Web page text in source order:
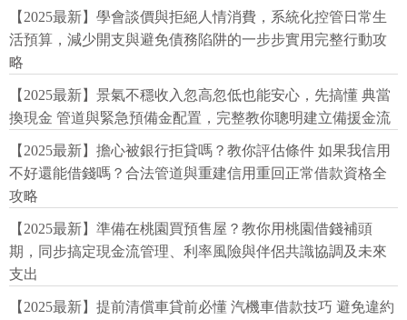
【2025最新】學會談價與拒絕人情消費，系統化控管日常生
活預算，減少開支與避免債務陷阱的一步步實用完整行動攻
略
【2025最新】景氣不穩收入忽高忽低也能安心，先搞懂 典當
換現金 管道與緊急預備金配置，完整教你聰明建立備援金流
【2025最新】擔心被銀行拒貸嗎？教你評估條件 如果我信用
不好還能借錢嗎？合法管道與重建信用重回正常借款資格全
攻略
【2025最新】準備在桃園買預售屋？教你用桃園借錢補頭
期，同步搞定現金流管理、利率風險與伴侶共識協調及未來
支出
【2025最新】提前清償車貸前必懂 汽機車借款技巧 避免違約